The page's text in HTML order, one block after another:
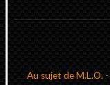
Au sujet de M.L.O.-